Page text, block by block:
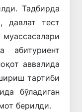
Тадбирда
давлат тест
абитуриент
аввалида
тартиби
бўладиган
берилди.